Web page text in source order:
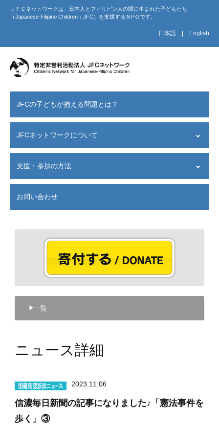
ＪＦＣネットワークは、日本人とフィリピン人の間に生まれた子どもたち
（Japanese-Filipino Children：JFC）を支援するＮPＯです。
日本語 English
JFCの子どもが抱える問題とは？
JFCネットワークについて
設立経緯
設立目的
JFCネットワークが目指すこと
支援・参加の方法
支援者の声
寄付する
−−JFC会員になる
寄付を集める
ボランティア・インターンで参加
企業・団体として協力する
概要
−−実績
お問い合わせ
一覧
ニュース詳細
2023.11.06
信濃毎日新聞の記事になりました♪「憲法事件を
歩く」③